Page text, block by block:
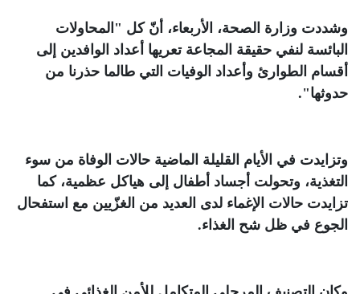
وشددت وزارة الصحة، الأربعاء، أنّ كل "المحاولات
البائسة لنفي حقيقة المجاعة تعريها أعداد الوافدين إلى
أقسام الطوارئ وأعداد الوفيات التي طالما حذرنا من
حدوثها".
وتزايدت في الأيام القليلة الماضية حالات الوفاة من سوء
التغذية، وتحولت أجساد أطفال إلى هياكل عظمية، كما
تزايدت حالات الإغماء لدى العديد من الغزّيين مع استفحال
الجوع في ظل شح الغذاء.